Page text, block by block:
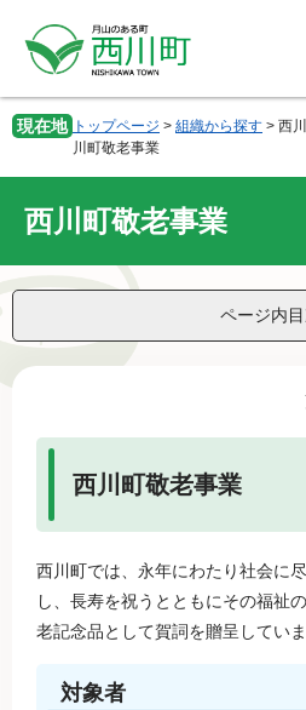
先
頭
を
飛
文
へ
現在地 トップページ > 組織から探す > 西
川町敬老事業
西川町敬老事業
ページ内
西川町敬老事業
西川町では、永年にわたり社会に
し、長寿を祝うとともにその福祉
老記念品として賀詞を贈呈していま
対象者